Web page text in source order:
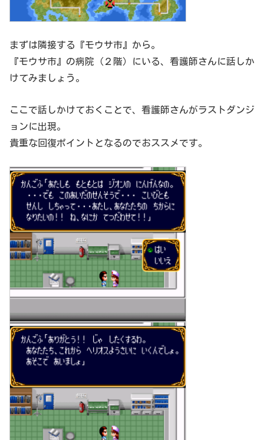
まずは隣接する『モウサ市』から。
『モウサ市』の病院（２階）にいる、看護師さんに話しか
けてみましょう。
ここで話しかけておくことで、看護師さんがラストダンジ
ョンに出現。
貴重な回復ポイントとなるのでおススメです。